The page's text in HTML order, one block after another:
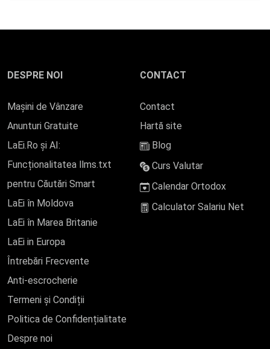
DESPRE NOI
Mașini de Vânzare
Anunturi Gratuite
LaEi.Ro și AI:
Funcționalitatea llms.txt
pentru Căutări Smart
LaEi în Moldova
LaEi în Marea Britanie
LaEi in Europa
Întrebări Frecvente
Anti-escrocherie
Termeni și Condiții
Politica de Confidențialitate
Despre noi
CONTACT
Contact
Hartă site
Blog
Curs Valutar
Calendar Ortodox
Calculator Salariu Net